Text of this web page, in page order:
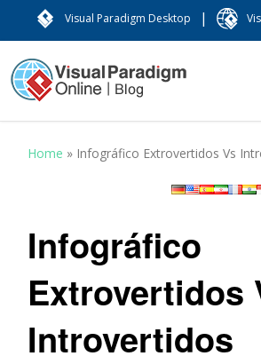
Visual Paradigm Desktop |
Home » Infográfico Extrovertidos Vs
Infográfico
Extrovertidos
Introvertidos